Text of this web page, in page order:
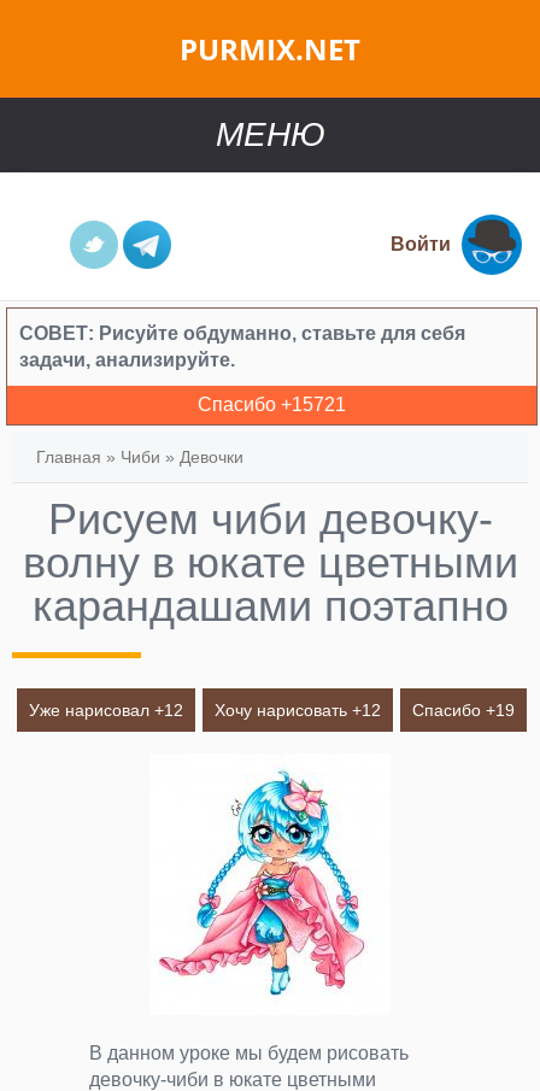
PURMIX.NET
МЕНЮ
Войти
СОВЕТ: Рисуйте обдуманно, ставьте для себя
задачи, анализируйте.
Спасибо +15721
Главная » Чиби » Девочки
Рисуем чиби девочку-
волну в юкате цветными
карандашами поэтапно
Уже нарисовал +12 Хочу нарисовать +12 Спасибо +19
В данном уроке мы будем рисовать
девочку-чиби в юкате цветными